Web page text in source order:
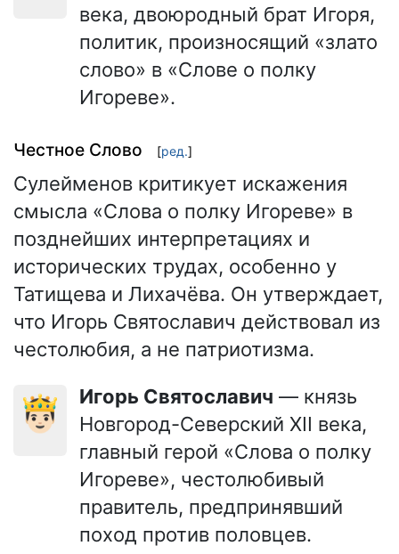
века, двоюродный брат Игоря,
политик, произносящий «злато
слово» в «Слове о полку
Игореве».
Честное Слово [ред.]
Сулейменов критикует искажения
смысла «Слова о полку Игореве» в
позднейших интерпретациях и
исторических трудах, особенно у
Татищева и Лихачёва. Он утверждает,
что Игорь Святославич действовал из
честолюбия, а не патриотизма.
🤴🏻 Игорь Святославич — князь
Новгород-Северский XII века,
главный герой «Слова о полку
Игореве», честолюбивый
правитель, предпринявший
поход против половцев.